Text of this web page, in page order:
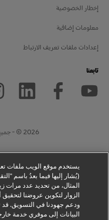
إخطار الخصوصية
معلومات إضافية
إعدادات ملفات تعريف الارتباط
تابعنا
2026 © - جميع الحقوق محفوظة
يستخدم موقع الويب ملفات
(يُشار إليها فيما بعدُ باسم
المثال، من تحديد عدد مرات
الزوار لتكوين عروضنا
ودعم جهودنا في التسويق. قد
البيانات إلى موفري خدمة